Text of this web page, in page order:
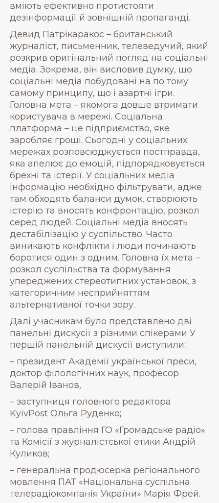
вміють ефективно протистояти
дезінформації й зовнішній пропаганді.
Девид Патрікаракос – британський
журналіст, письменник, телеведучий, який
розкрив оригінальний погляд на соціальні
медіа. Зокрема, він висловив думку, що
соціальні медіа побудовані на по тому
самому принципу, що і азартні ігри.
Головна мета – якомога довше втримати
користувача в мережі. Соціальна
платформа – це підприємство, яке
заробляє гроші. Сьогодні у соціальних
мережах розповсюджується постправда,
яка апелює до емоцій, підпорядковується
брехні та істерії. У соціальних медіа
інформацію необхідно фільтрувати, адже
там обходять баланси думок, створюють
істерію та вносять конфронтацію, розкол
серед людей. Соціальні медіа вносять
дестабілізацію у суспільство. Часто
виникають конфлікти і люди починають
боротися один з одним. Головна їх мета –
розкол суспільства та формування
упереджених стереотипних установок, з
категоричним несприйняттям
альтернативної точки зору.
Далі учасникам було представлено дві
панельні дискусії з різними спікерами У
першій панельній дискусії виступили:
– президент Академії української преси,
доктор філологічних наук, професор
Валерій Іванов,
– заступниця головного редактора
KyivPost Ольга Руденко;
– голова правління ГО «Громадське радіо»
та Комісії з журналістської етики Андрій
Куликов;
– генеральна продюсерка регіонального
мовлення ПАТ «Національна суспільна
телерадіокомпанія України» Марія Фрей.